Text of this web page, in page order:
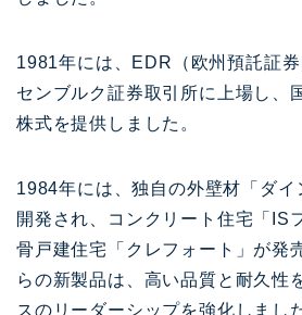
1981年には、EDR（欧州預託証
センブルク証券取引所に上場し、
株式を提供しました。
1984年には、独自の外壁材「ダイ
開発され、コンクリート住宅「IS
骨戸建住宅「クレフォート」が発
らの新製品は、高い品質と耐久性
スのリーダーシップを強化しまし